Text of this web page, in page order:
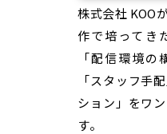
株式会社 KOO
作で培ってき
「配信環境の
「スタッフ手
ション」をワ
す。